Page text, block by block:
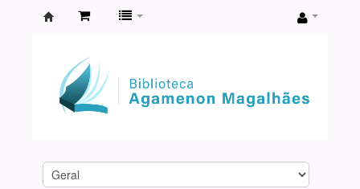
Agamenon
Magalhães